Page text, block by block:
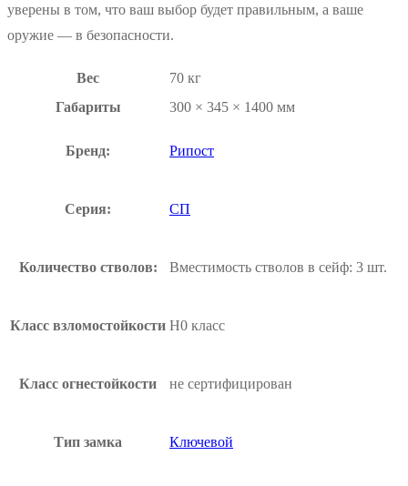
уверены в том, что ваш выбор будет правильным, а ваше
оружие — в безопасности.
Вес
70 кг
Габариты
300 × 345 × 1400 мм
Бренд: Рипост
Серия: СП
Количество стволов: Вместимость стволов в сейф: 3 шт.
Класс взломостойкости H0 класс
Класс огнестойкости не сертифицирован
Тип замка Ключевой